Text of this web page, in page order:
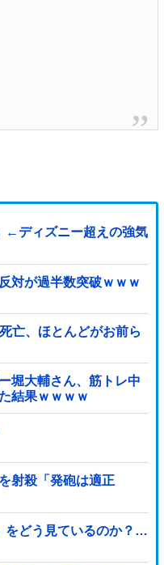
←ディズニー超えの強気
対が過半数突破ｗｗｗ
亡、ほとんどがお前ら
堀大輔さん、筋トレ中
結果ｗｗｗｗ
射殺「発砲は適正
をどう見ているのか？…